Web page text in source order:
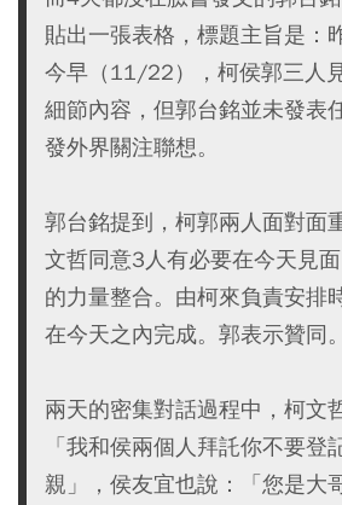
貼出一張表格，標題主旨是：
今早（11/22），柯侯郭三人
細節內容，但郭台銘並未發表
發外界關注聯想。
郭台銘提到，柯郭兩人面對面
文哲同意3人有必要在今天見
的力量整合。由柯來負責安排
在今天之內完成。郭表示贊同。
兩天的密集對話過程中，柯文
「我和侯兩個人拜託你不要登
親」，侯友宜也說：「您是大